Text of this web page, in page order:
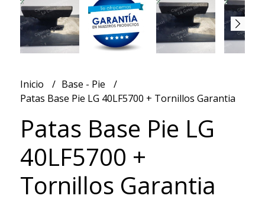
Inicio
Base - Pie
Patas Base Pie LG 40LF5700 + Tornillos Garantia
Patas Base Pie LG
40LF5700 +
Tornillos Garantia